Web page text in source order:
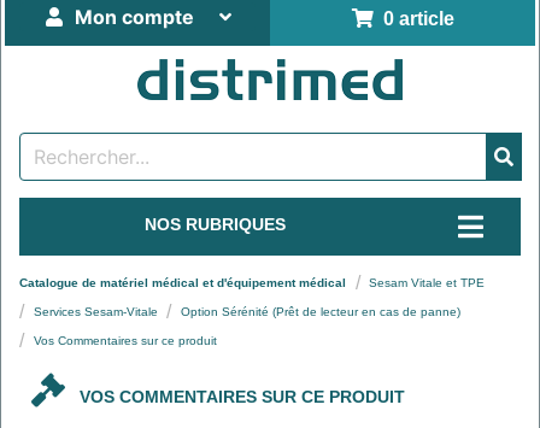
0 article
Mon compte
NOS RUBRIQUES
Catalogue de matériel médical et d'équipement médical Sesam Vitale et TPE
Services Sesam-Vitale Option Sérénité (Prêt de lecteur en cas de panne)
Vos Commentaires sur ce produit
VOS COMMENTAIRES SUR CE PRODUIT